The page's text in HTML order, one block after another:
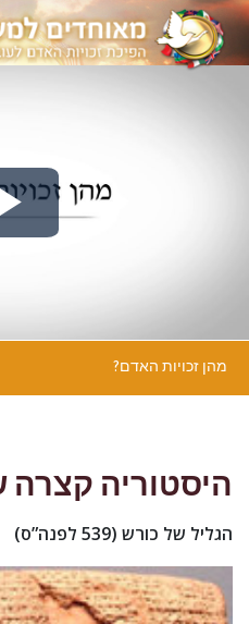
מהן זכויות האדם?
היסטוריה קצרה
הגליל של כורש (539 לפנה”ס)